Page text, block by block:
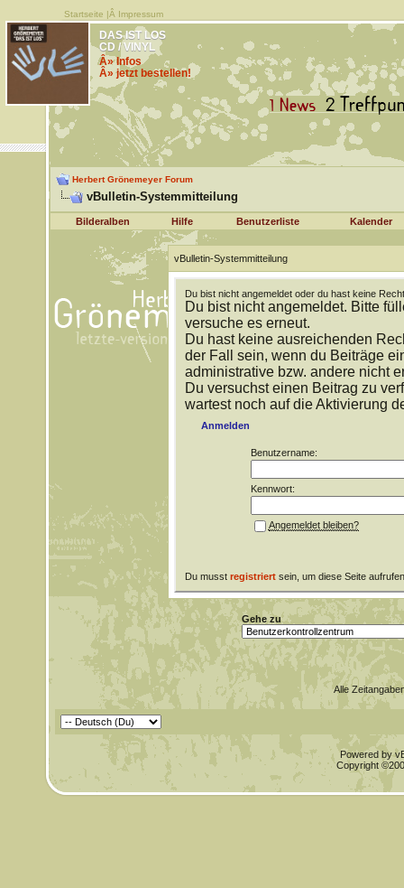
Startseite |Â Impressum
DAS IST LOS
CD / VINYL
Â» Infos
Â» jetzt bestellen!
Herbert Grönemeyer Forum
vBulletin-Systemmitteilung
Bilderalben Hilfe Benutzerliste Kalender
vBulletin-Systemmitteilung
Du bist nicht angemeldet oder du hast keine
Du bist nicht angemeldet. Bitte
versuche es erneut.
Du hast keine ausreichenden
der Fall sein, wenn du Beiträge
administrative bzw. andere nicht
Du versuchst einen Beitrag zu
wartest noch auf die Aktivierung
Anmelden
Benutzername:
Kennwort:
Angemeldet bleiben?
Du musst registriertsein, um diese Seite
Gehe zu
Alle
Powered by
Copyright